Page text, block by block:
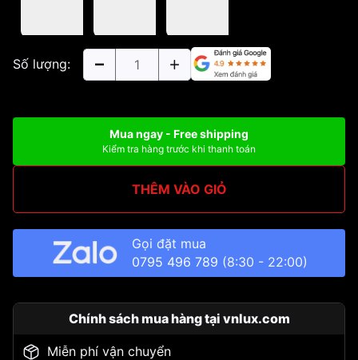
Số lượng:
Mua ngay - Free shipping
Kiểm tra hàng trước khi thanh toán
THÊM VÀO GIỎ
Gọi đặt mua
0795 496 789 (8:30 - 22:00)
Chính sách mua hàng tại vnlux.com
Miễn phí vận chuyển